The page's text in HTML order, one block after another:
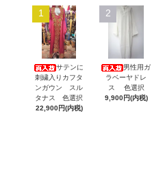
1
サテンに
刺繍入りカフタ
ンガウン スル
タナス 色選択
22,900円(内税)
2
男性用ガ
ラベーヤドレ
ス 色選択
9,900円(内税)